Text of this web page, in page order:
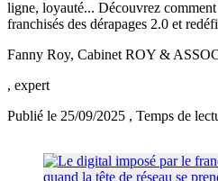
ligne, loyauté... Découvrez
franchisés des dérapages 2.0 et
Fanny Roy, Cabinet ROY &
, expert
Publié le 25/09/2025 , Temps de